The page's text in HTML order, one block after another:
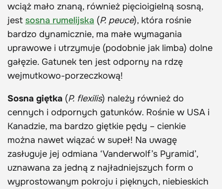
wciąż mało znaną, również pięcioigielną sosną,
jest sosna rumelijska (P. peuce), która rośnie
bardzo dynamicznie, ma małe wymagania
uprawowe i utrzymuje (podobnie jak limba) dolne
gałęzie. Gatunek ten jest odporny na rdzę
wejmutkowo-porzeczkową!
Sosna giętka (P. flexilis) należy również do
cennych i odpornych gatunków. Rośnie w USA i
Kanadzie, ma bardzo giętkie pędy – cienkie
można nawet wiązać w supeł! Na uwagę
zasługuje jej odmiana ‘Vanderwolf’s Pyramid’,
uznawana za jedną z najładniejszych form o
wyprostowanym pokroju i pięknych, niebieskich